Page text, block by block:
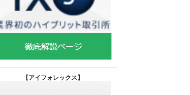
【アイフォレックス】